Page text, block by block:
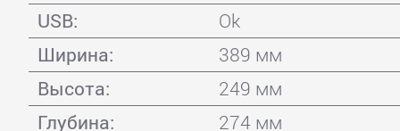
USB:
Ok
Ширина:
389 мм
Высота:
249 мм
Глубина:
274 мм